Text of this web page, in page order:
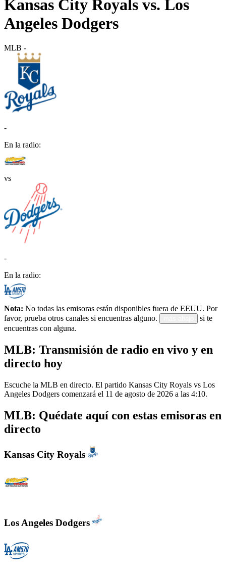
Kansas City Royals vs. Los
Angeles Dodgers
MLB -
-
En la radio:
vs
-
En la radio:
Nota: No todas las emisoras están disponibles fuera de EEUU. Por
favor, prueba otros canales si encuentras alguno.
si te
encuentras con alguna.
MLB: Transmisión de radio en vivo y en
directo hoy
Escuche la MLB en directo. El partido Kansas City Royals vs Los
Angeles Dodgers comenzará el 11 de agosto de 2026 a las 4:10.
MLB: Quédate aquí con estas emisoras en
directo
Kansas City Royals
Los Angeles Dodgers